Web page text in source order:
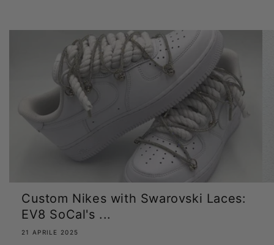
Custom Nikes with Swarovski Laces:
EV8 SoCal's ...
21 APRILE 2025